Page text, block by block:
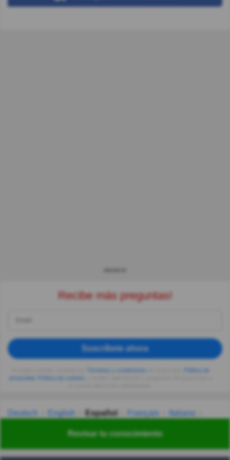
Revisar tu conocimiento
Recibe más preguntas!
Suscríbete ahora
privacidad
Deutsch English Español Français
Italiano
Українська हिन्दी 한국어 汉语